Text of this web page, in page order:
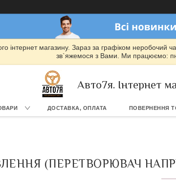
інтернет магазину. Зараз за графіком
зв`яжемося з Вами. Ми працюємо:
Авто7я. Інтернет
ДОСТАВКА, ОПЛАТА ПОВЕРНЕННЯ
(ПЕРЕТВОРЮВАЧ